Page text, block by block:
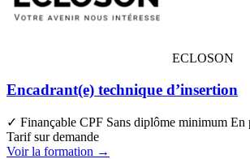
ECLOSON
Encadrant(e) technique d’insertion
✓ Finançable CPF Sans diplôme minimum En
Tarif sur demande
Voir la formation →